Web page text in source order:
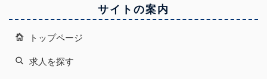
サイトの案内
トップページ
求人を探す